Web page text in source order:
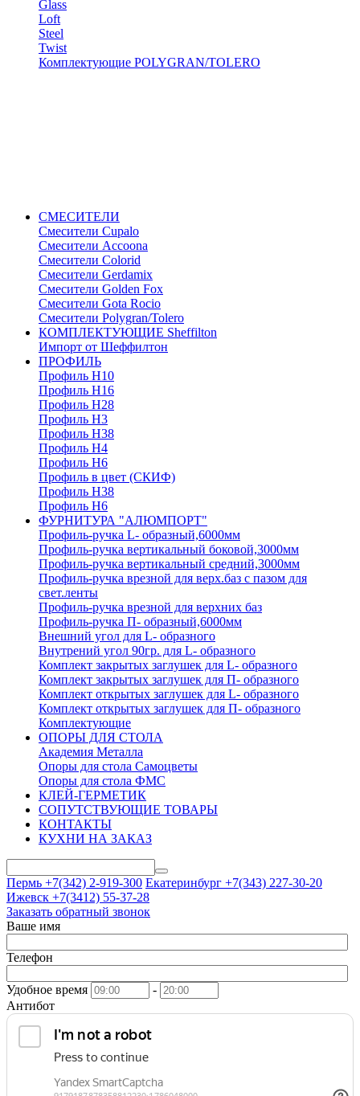
Glass
Loft
Steel
Twist
Комплектующие POLYGRAN/TOLERO
СМЕСИТЕЛИ
Cмесители Cupalo
Смесители Accoona
Смесители Colorid
Смесители Gerdamix
Смесители Golden Fox
Смесители Gota Rocio
Смесители Polygran/Tolero
КОМПЛЕКТУЮЩИЕ Sheffilton
Импорт от Шеффилтон
ПРОФИЛЬ
Профиль H10
Профиль H16
Профиль H28
Профиль H3
Профиль H38
Профиль H4
Профиль H6
Профиль в цвет (СКИФ)
Профиль H38
Профиль H6
ФУРНИТУРА "АЛЮМПОРТ"
Профиль-ручка L- образный,6000мм
Профиль-ручка вертикальный боковой,3000мм
Профиль-ручка вертикальный средний,3000мм
Профиль-ручка врезной для верх.баз с пазом для
свет.ленты
Профиль-ручка врезной для верхних баз
Профиль-ручка П- образный,6000мм
Внешний угол для L- образного
Внутрений угол 90гр. для L- образного
Комплект закрытых заглушек для L- образного
Комплект закрытых заглушек для П- образного
Комплект открытых заглушек для L- образного
Комплект открытых заглушек для П- образного
Комплектующие
ОПОРЫ ДЛЯ СТОЛА
Академия Металла
Опоры для стола Самоцветы
Опоры для стола ФМС
КЛЕЙ-ГЕРМЕТИК
СОПУТСТВУЮЩИЕ ТОВАРЫ
КОНТАКТЫ
КУХНИ НА ЗАКАЗ
Пермь +7(342) 2-919-300 Екатеринбург +7(343) 227-30-20
Ижевск +7(3412) 55-37-28
Заказать обратный звонок
Ваше имя
Телефон
Удобное время
-
Антибот